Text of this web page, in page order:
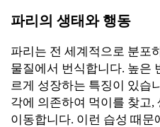
파리의 생태와 행동
파리는 전 세계적으로 분포
물질에서 번식합니다. 높은
르게 성장하는 특징이 있습
각에 의존하여 먹이를 찾고
이동합니다. 이런 습성 때문